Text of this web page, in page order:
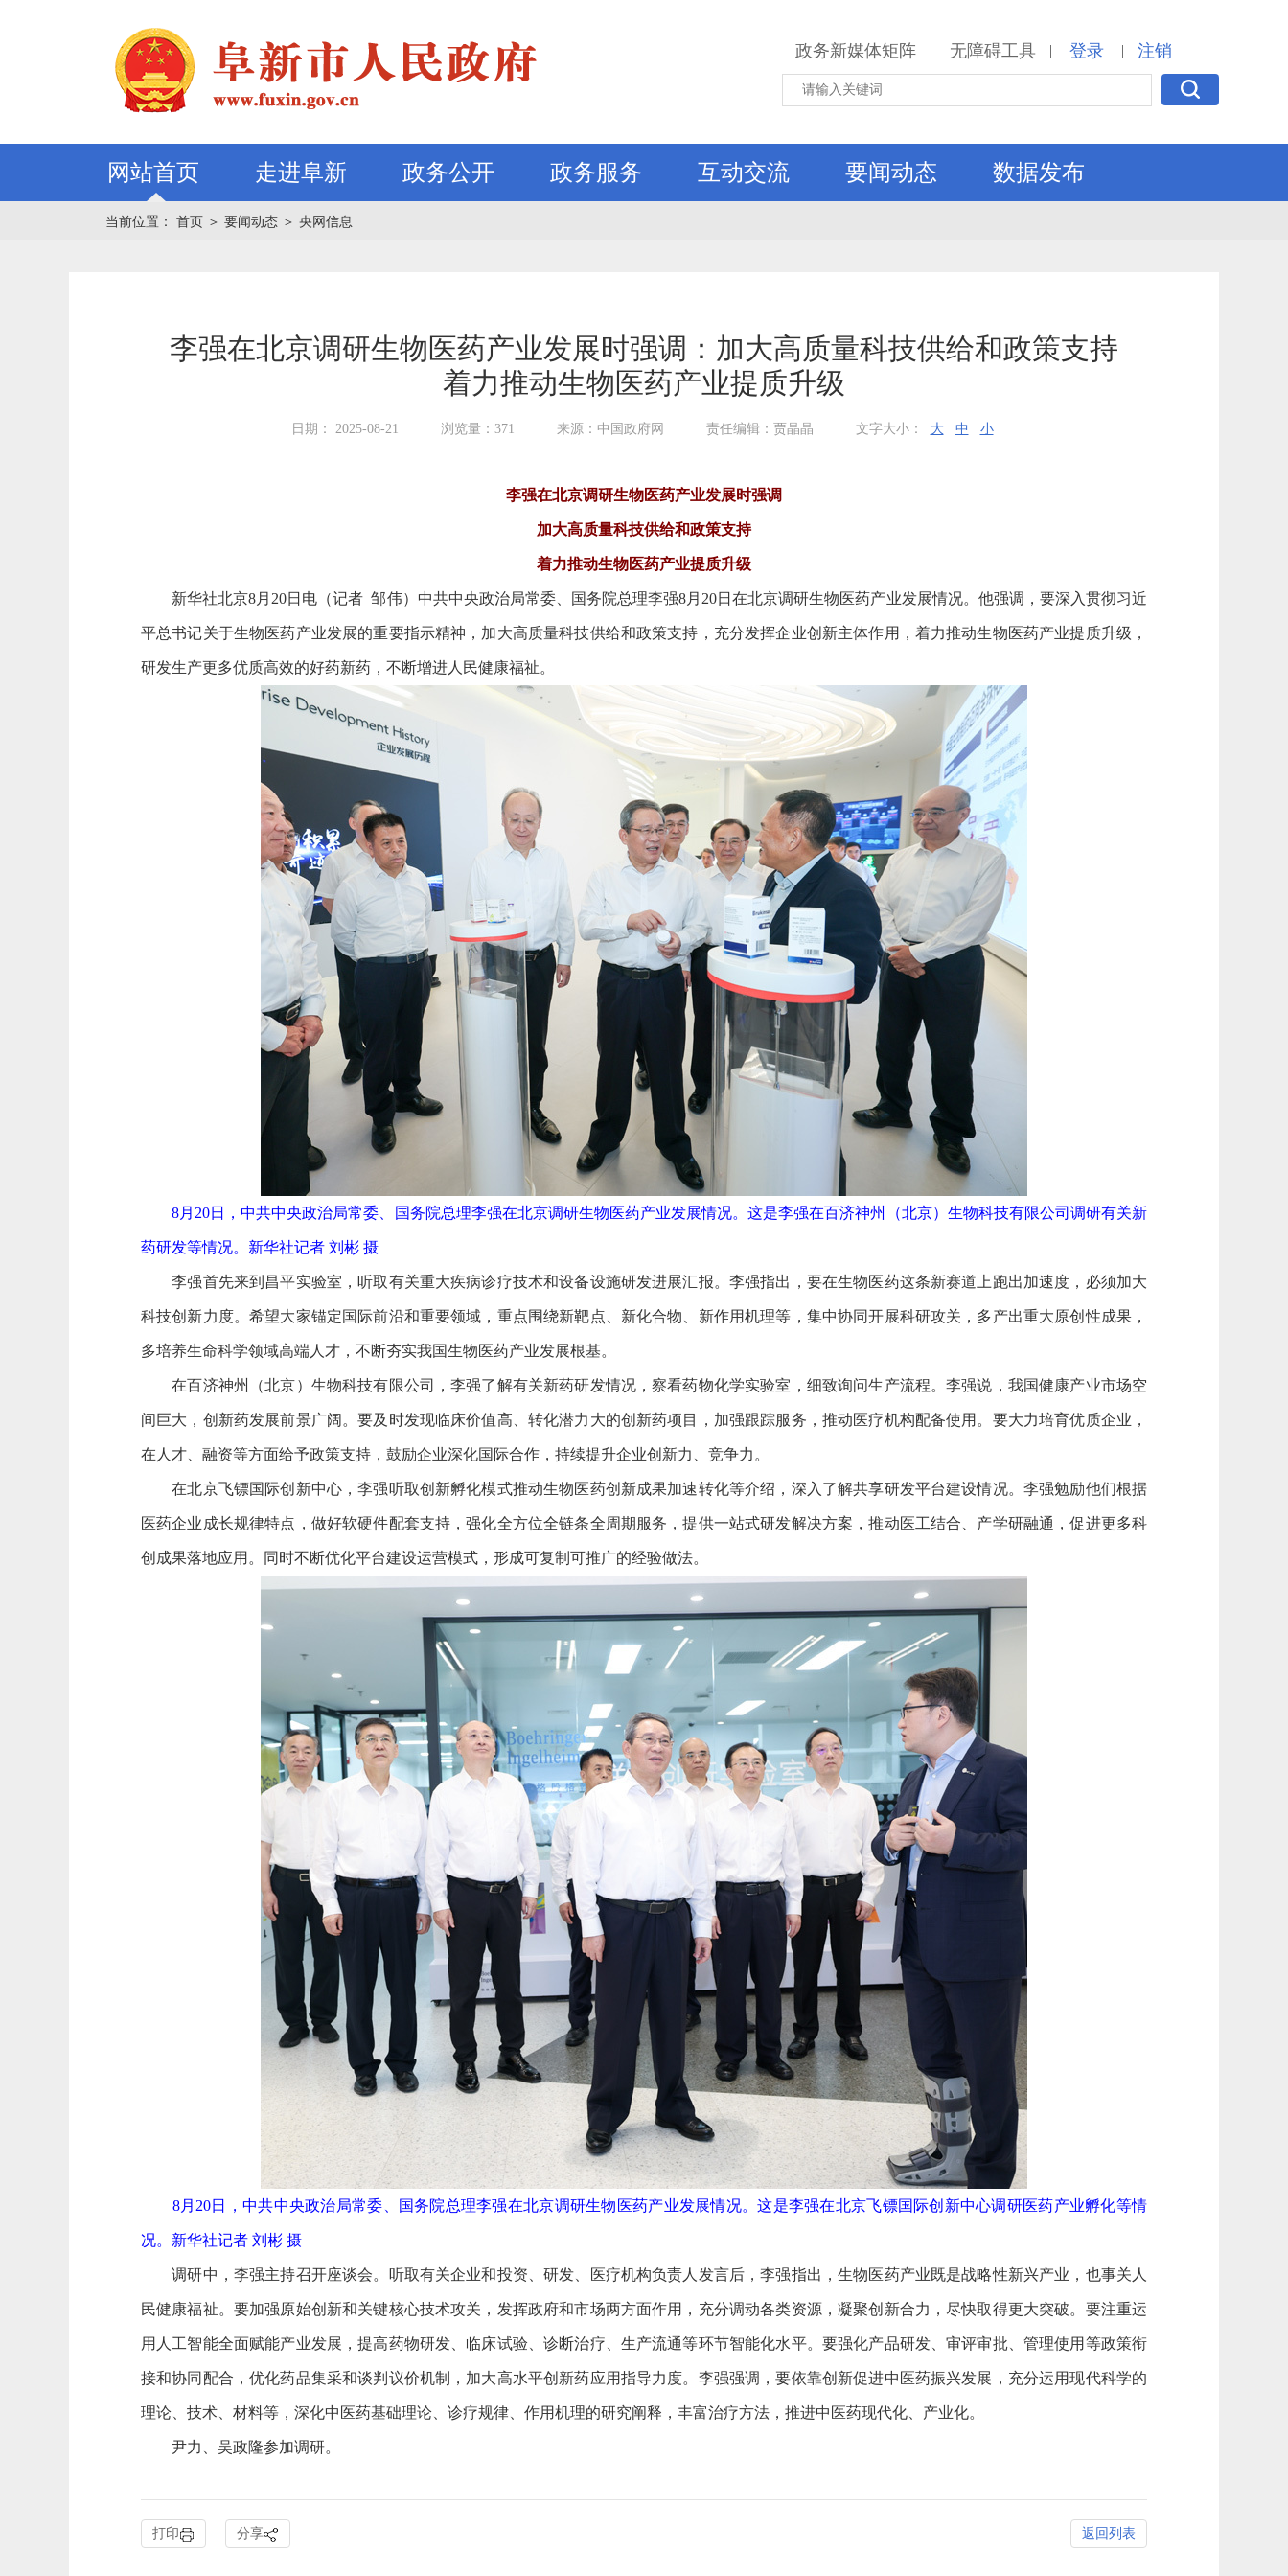
政务新媒体矩阵 | 无障碍工具 | 登录 | 注销
网站首页 走进阜新 政务公开 政务服务 互动交流 要闻动态 数据发布
当前位置： 首页 ＞ 要闻动态 ＞ 央网信息
李强在北京调研生物医药产业发展时强调：加大高质量科技供给和政策支持
着力推动生物医药产业提质升级
日期： 2025-08-21 浏览量：371 来源：中国政府网 责任编辑：贾晶晶 文字大小： 大 中 小
李强在北京调研生物医药产业发展时强调
加大高质量科技供给和政策支持
着力推动生物医药产业提质升级
新华社北京8月20日电（记者 邹伟）中共中央政治局常委、国务院总理李强8月20日在北京调研生物医药产业发展情况。他强调，要深入贯彻习近
平总书记关于生物医药产业发展的重要指示精神，加大高质量科技供给和政策支持，充分发挥企业创新主体作用，着力推动生物医药产业提质升级，
研发生产更多优质高效的好药新药，不断增进人民健康福祉。
8月20日，中共中央政治局常委、国务院总理李强在北京调研生物医药产业发展情况。这是李强在百济神州（北京）生物科技有限公司调研有关新
药研发等情况。新华社记者 刘彬 摄
李强首先来到昌平实验室，听取有关重大疾病诊疗技术和设备设施研发进展汇报。李强指出，要在生物医药这条新赛道上跑出加速度，必须加大
科技创新力度。希望大家锚定国际前沿和重要领域，重点围绕新靶点、新化合物、新作用机理等，集中协同开展科研攻关，多产出重大原创性成果，
多培养生命科学领域高端人才，不断夯实我国生物医药产业发展根基。
在百济神州（北京）生物科技有限公司，李强了解有关新药研发情况，察看药物化学实验室，细致询问生产流程。李强说，我国健康产业市场空
间巨大，创新药发展前景广阔。要及时发现临床价值高、转化潜力大的创新药项目，加强跟踪服务，推动医疗机构配备使用。要大力培育优质企业，
在人才、融资等方面给予政策支持，鼓励企业深化国际合作，持续提升企业创新力、竞争力。
在北京飞镖国际创新中心，李强听取创新孵化模式推动生物医药创新成果加速转化等介绍，深入了解共享研发平台建设情况。李强勉励他们根据
医药企业成长规律特点，做好软硬件配套支持，强化全方位全链条全周期服务，提供一站式研发解决方案，推动医工结合、产学研融通，促进更多科
创成果落地应用。同时不断优化平台建设运营模式，形成可复制可推广的经验做法。
8月20日，中共中央政治局常委、国务院总理李强在北京调研生物医药产业发展情况。这是李强在北京飞镖国际创新中心调研医药产业孵化等情
况。新华社记者 刘彬 摄
调研中，李强主持召开座谈会。听取有关企业和投资、研发、医疗机构负责人发言后，李强指出，生物医药产业既是战略性新兴产业，也事关人
民健康福祉。要加强原始创新和关键核心技术攻关，发挥政府和市场两方面作用，充分调动各类资源，凝聚创新合力，尽快取得更大突破。要注重运
用人工智能全面赋能产业发展，提高药物研发、临床试验、诊断治疗、生产流通等环节智能化水平。要强化产品研发、审评审批、管理使用等政策衔
接和协同配合，优化药品集采和谈判议价机制，加大高水平创新药应用指导力度。李强强调，要依靠创新促进中医药振兴发展，充分运用现代科学的
理论、技术、材料等，深化中医药基础理论、诊疗规律、作用机理的研究阐释，丰富治疗方法，推进中医药现代化、产业化。
尹力、吴政隆参加调研。
打印 分享 返回列表